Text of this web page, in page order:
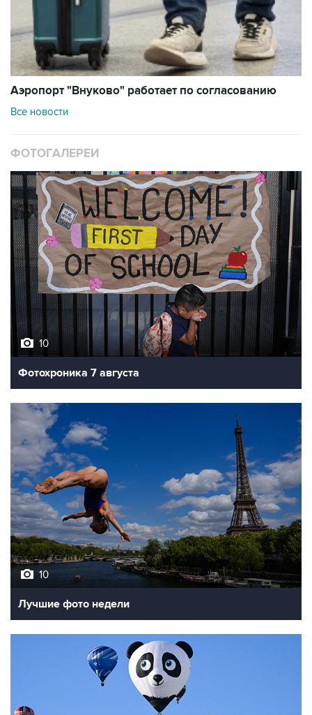
Аэропорт "Внуково" работает по согласованию
Все новости
ФОТОГАЛЕРЕИ
10
Фотохроника 7 августа
10
Лучшие фото недели